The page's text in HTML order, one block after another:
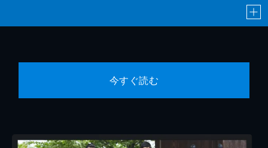
今すぐ読む